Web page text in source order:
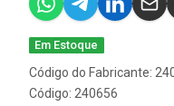
Em Estoque
Código do Fabricante:
Código: 240656